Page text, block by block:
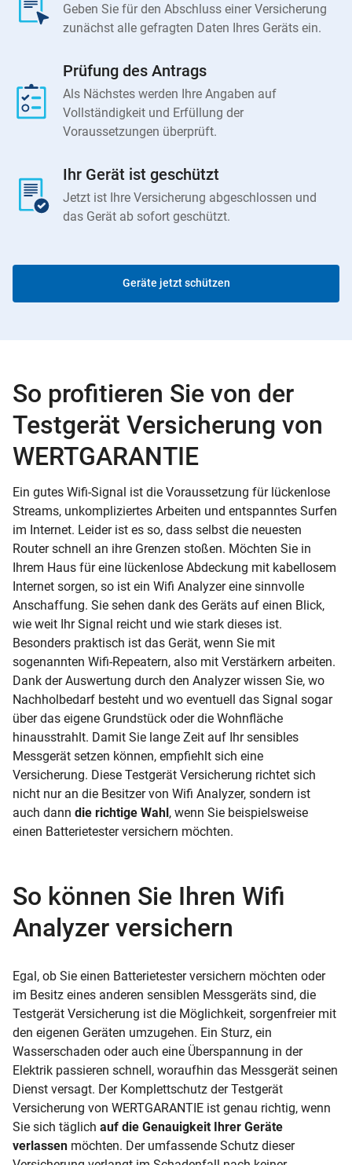
Geben Sie für den Abschluss einer Versicherung
zunächst alle gefragten Daten Ihres Geräts ein.
Prüfung des Antrags
Als Nächstes werden Ihre Angaben auf
Vollständigkeit und Erfüllung der
Voraussetzungen überprüft.
Ihr Gerät ist geschützt
Jetzt ist Ihre Versicherung abgeschlossen und
das Gerät ab sofort geschützt.
Geräte jetzt schützen
So profitieren Sie von der
Testgerät Versicherung von
WERTGARANTIE
Ein gutes Wifi-Signal ist die Voraussetzung für lückenlose
Streams, unkompliziertes Arbeiten und entspanntes Surfen
im Internet. Leider ist es so, dass selbst die neuesten
Router schnell an ihre Grenzen stoßen. Möchten Sie in
Ihrem Haus für eine lückenlose Abdeckung mit kabellosem
Internet sorgen, so ist ein Wifi Analyzer eine sinnvolle
Anschaffung. Sie sehen dank des Geräts auf einen Blick,
wie weit Ihr Signal reicht und wie stark dieses ist.
Besonders praktisch ist das Gerät, wenn Sie mit
sogenannten Wifi-Repeatern, also mit Verstärkern arbeiten.
Dank der Auswertung durch den Analyzer wissen Sie, wo
Nachholbedarf besteht und wo eventuell das Signal sogar
über das eigene Grundstück oder die Wohnfläche
hinausstrahlt. Damit Sie lange Zeit auf Ihr sensibles
Messgerät setzen können, empfiehlt sich eine
Versicherung. Diese Testgerät Versicherung richtet sich
nicht nur an die Besitzer von Wifi Analyzer, sondern ist
auch dann die richtige Wahl, wenn Sie beispielsweise
einen Batterietester versichern möchten.
So können Sie Ihren Wifi
Analyzer versichern
Egal, ob Sie einen Batterietester versichern möchten oder
im Besitz eines anderen sensiblen Messgeräts sind, die
Testgerät Versicherung ist die Möglichkeit, sorgenfreier mit
den eigenen Geräten umzugehen. Ein Sturz, ein
Wasserschaden oder auch eine Überspannung in der
Elektrik passieren schnell, woraufhin das Messgerät seinen
Dienst versagt. Der Komplettschutz der Testgerät
Versicherung von WERTGARANTIE ist genau richtig, wenn
Sie sich täglich auf die Genauigkeit Ihrer Geräte
verlassen möchten. Der umfassende Schutz dieser